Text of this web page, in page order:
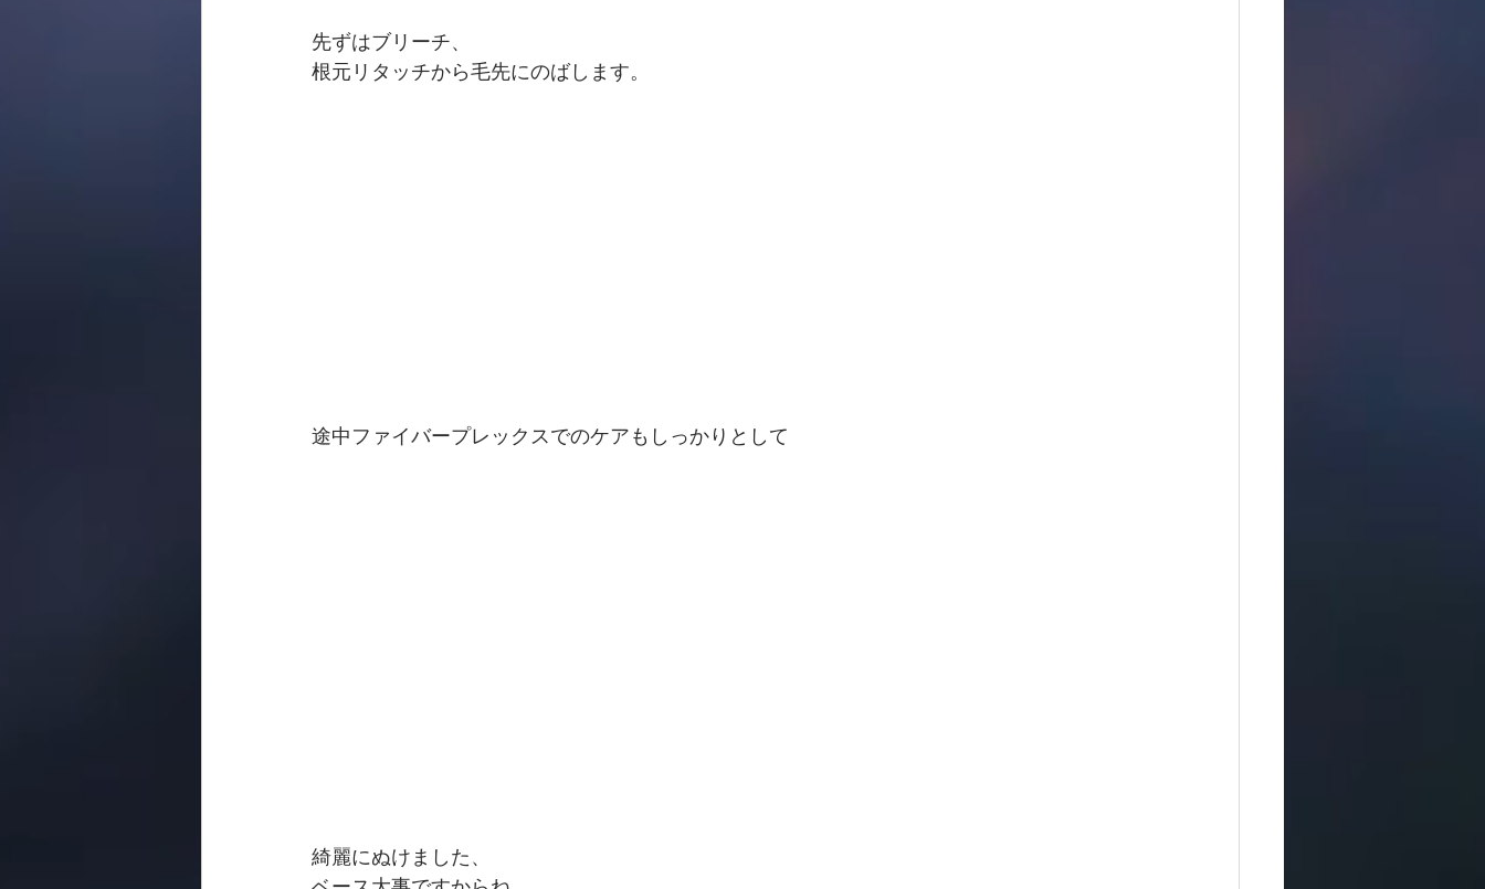
先ずはブリーチ、
根元リタッチから毛先にのばします。
途中ファイバープレックスでのケアもしっかりとして
綺麗にぬけました、